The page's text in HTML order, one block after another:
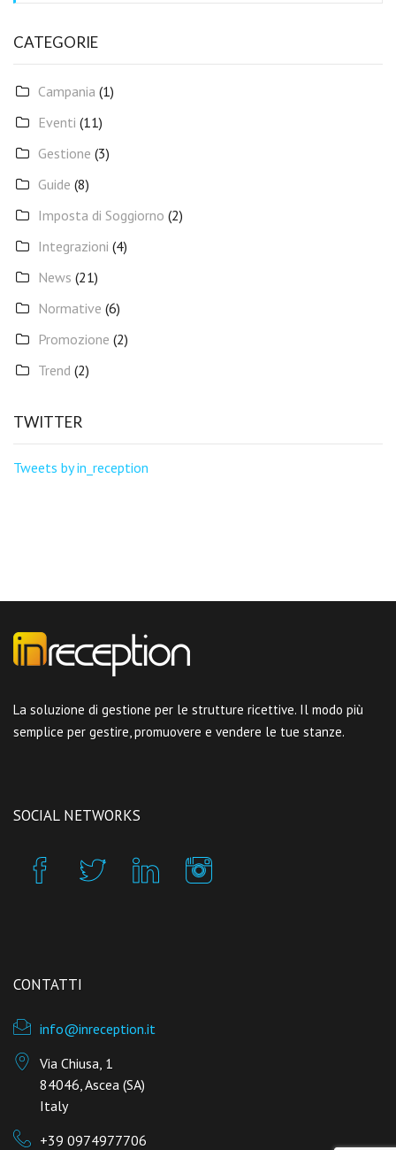
CATEGORIE
Campania (1)
Eventi (11)
Gestione (3)
Guide (8)
Imposta di Soggiorno (2)
Integrazioni (4)
News (21)
Normative (6)
Promozione (2)
Trend (2)
TWITTER
Tweets by in_reception
La soluzione di gestione per le strutture ricettive. Il modo più
semplice per gestire, promuovere e vendere le tue stanze.
SOCIAL NETWORKS
CONTATTI
info@inreception.it
Via Chiusa, 1
84046, Ascea (SA)
Italy
+39 0974977706